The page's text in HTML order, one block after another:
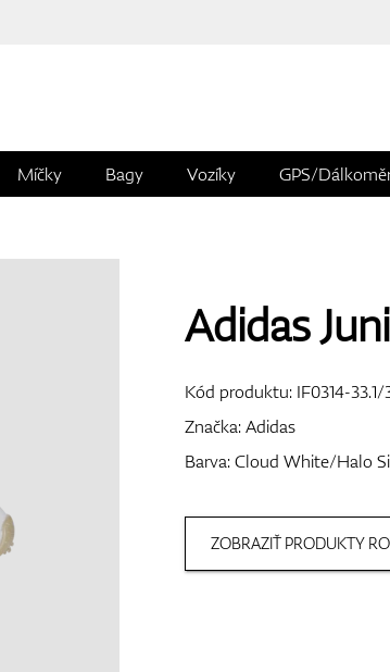
Míčky Bagy Vozíky GPS/
Adidas
Kód produktu: IF0314-33.1/
Značka:Adidas
Barva: Cloud White/Halo
ZOBRAZIŤ PRODUKTY